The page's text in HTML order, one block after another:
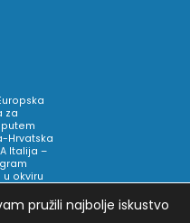
za
putem
Hrvatska
A Italija –
okviru
pružili najbolje iskustvo